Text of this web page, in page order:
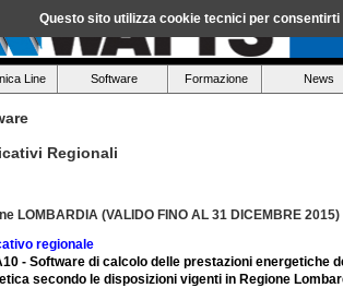
Line Software Formazione News
Regionali
LOMBARDIA (VALIDO FINO AL 31 DICEMBRE 2015)
regionale
- Software di calcolo delle prestazioni energetiche
secondo le disposizioni vigenti in Regione
Questo sito utilizza cookie tecnici per